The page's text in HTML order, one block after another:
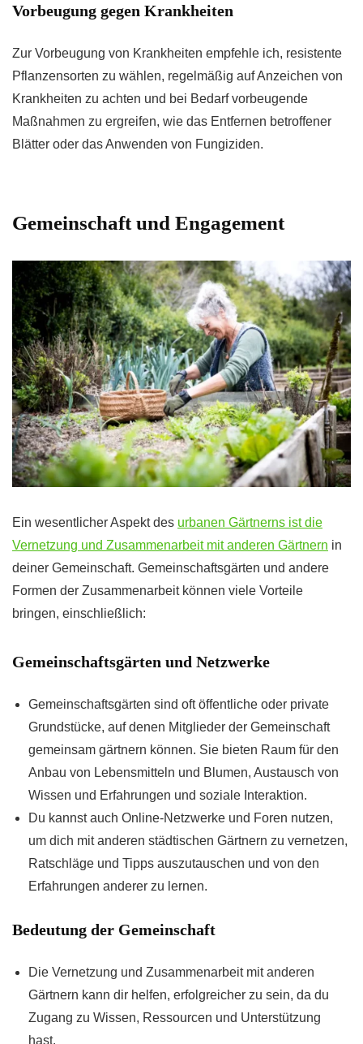
Vorbeugung gegen Krankheiten
Zur Vorbeugung von Krankheiten empfehle ich, resistente
Pflanzensorten zu wählen, regelmäßig auf Anzeichen von
Krankheiten zu achten und bei Bedarf vorbeugende
Maßnahmen zu ergreifen, wie das Entfernen betroffener
Blätter oder das Anwenden von Fungiziden.
Gemeinschaft und Engagement
Ein wesentlicher Aspekt des urbanen Gärtnerns ist die
Vernetzung und Zusammenarbeit mit anderen Gärtnern in
deiner Gemeinschaft. Gemeinschaftsgärten und andere
Formen der Zusammenarbeit können viele Vorteile
bringen, einschließlich:
Gemeinschaftsgärten und Netzwerke
Gemeinschaftsgärten sind oft öffentliche oder private
Grundstücke, auf denen Mitglieder der Gemeinschaft
gemeinsam gärtnern können. Sie bieten Raum für den
Anbau von Lebensmitteln und Blumen, Austausch von
Wissen und Erfahrungen und soziale Interaktion.
Du kannst auch Online-Netzwerke und Foren nutzen,
um dich mit anderen städtischen Gärtnern zu vernetzen,
Ratschläge und Tipps auszutauschen und von den
Erfahrungen anderer zu lernen.
Bedeutung der Gemeinschaft
Die Vernetzung und Zusammenarbeit mit anderen
Gärtnern kann dir helfen, erfolgreicher zu sein, da du
Zugang zu Wissen, Ressourcen und Unterstützung
hast.